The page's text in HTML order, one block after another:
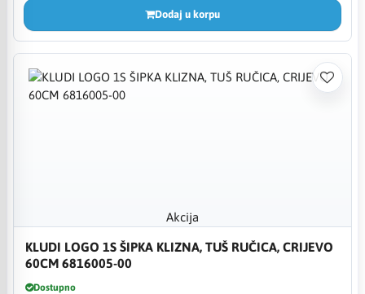
Dodaj u korpu
Akcija
KLUDI LOGO 1S ŠIPKA KLIZNA, TUŠ RUČICA, CRIJEVO
60CM 6816005-00
Dostupno